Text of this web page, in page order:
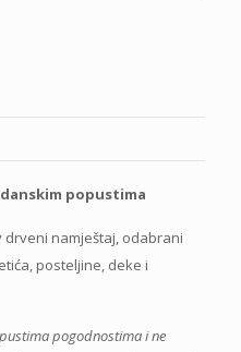
popustima
drveni namještaj, odabrani
posteljine, deke i
pogodnostima i ne